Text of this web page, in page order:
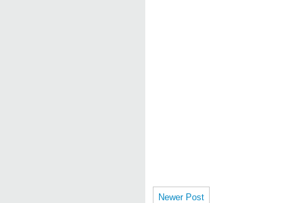
Newer Post